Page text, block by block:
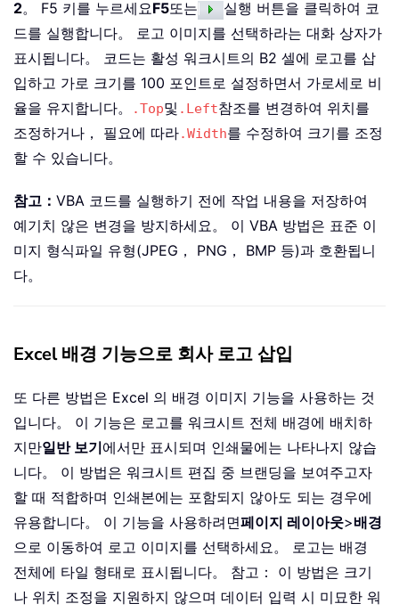
2。 F5 키를 누르세요F5또는
실행 버튼을 클릭하여 코
드를 실행합니다。 로고 이미지를 선택하라는 대화 상자가
표시됩니다。 코드는 활성 워크시트의 B2 셀에 로고를 삽
입하고 가로 크기를 100 포인트로 설정하면서 가로세로 비
율을 유지합니다。
.Top및 .Left참조를 변경하여 위치를
조정하거나， 필요에 따라.Width를 수정하여 크기를 조정
할 수 있습니다。
참고： VBA 코드를 실행하기 전에 작업 내용을 저장하여
예기치 않은 변경을 방지하세요。 이 VBA 방법은 표준 이
미지 형식파일 유형(JPEG， PNG， BMP 등)과 호환됩니
다。
Excel 배경 기능으로 회사 로고 삽입
또 다른 방법은 Excel 의 배경 이미지 기능을 사용하는 것
입니다。 이 기능은 로고를 워크시트 전체 배경에 배치하
지만일반 보기에서만 표시되며 인쇄물에는 나타나지 않습
니다。 이 방법은 워크시트 편집 중 브랜딩을 보여주고자
할 때 적합하며 인쇄본에는 포함되지 않아도 되는 경우에
유용합니다。 이 기능을 사용하려면페이지 레이아웃>배경
으로 이동하여 로고 이미지를 선택하세요。 로고는 배경
전체에 타일 형태로 표시됩니다。 참고： 이 방법은 크기
나 위치 조정을 지원하지 않으며 데이터 입력 시 미묘한 워